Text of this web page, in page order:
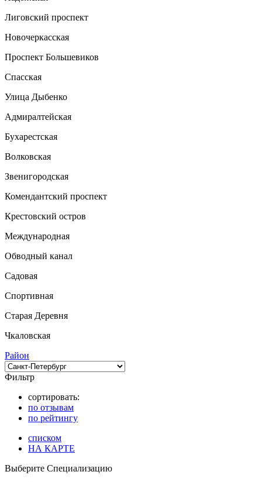
Лиговский проспект
Новочеркасская
Проспект Большевиков
Спасская
Улица Дыбенко
Адмиралтейская
Бухарестская
Волковская
Звенигородская
Комендантский проспект
Крестовский остров
Международная
Обводный канал
Садовая
Спортивная
Старая Деревня
Чкаловская
Район
Фильтр
сортировать:
по отзывам
по рейтингу
списком
НА КАРТЕ
Выберите Специализацию